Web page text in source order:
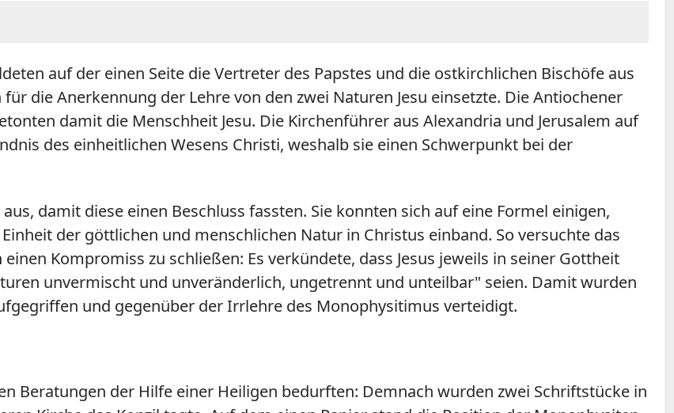
auf der einen Seite die Vertreter des Papstes und die ostkirchlichen Bischöfe aus
die Anerkennung der Lehre von den zwei Naturen Jesu einsetzte. Die Antiochener
damit die Menschheit Jesu. Die Kirchenführer aus Alexandria und Jerusalem auf
des einheitlichen Wesens Christi, weshalb sie einen Schwerpunkt bei der
damit diese einen Beschluss fassten. Sie konnten sich auf eine Formel einigen,
der göttlichen und menschlichen Natur in Christus einband. So versuchte das
Kompromiss zu schließen: Es verkündete, dass Jesus jeweils in seiner Gottheit
unvermischt und unveränderlich, ungetrennt und unteilbar" seien. Damit wurden
und gegenüber der Irrlehre des Monophysitimus verteidigt.
Beratungen der Hilfe einer Heiligen bedurften: Demnach wurden zwei Schriftstücke in